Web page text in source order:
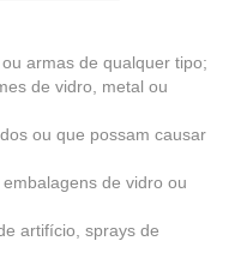
armas de qualquer tipo;
de vidro, metal ou
ou que possam causar
de vidro ou
artifício, sprays de